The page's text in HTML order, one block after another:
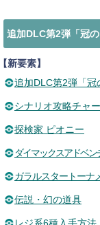
追加DLC第2弾「冠の
新要素】
追加DLC第2弾「冠
シナリオ攻略チャ
探検家 ピオニー
ダイマックスアドベン
ガラルスタートーナ
伝説・幻の道具